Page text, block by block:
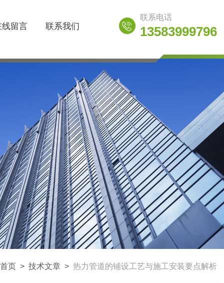
线留言 联系我们
联系电话
13583999796
首页 > 技术文章 > 热力管道的铺设工艺与施工安装要点解析